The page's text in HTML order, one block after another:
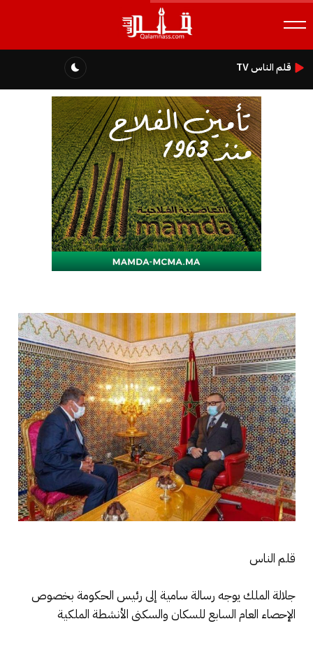
قلم الناس TV
قلم الناس
جلالة الملك يوجه رسالة سامية إلى رئيس الحكومة بخصوص
الإحصاء العام السابع للسكان والسكنى الأنشطة الملكية